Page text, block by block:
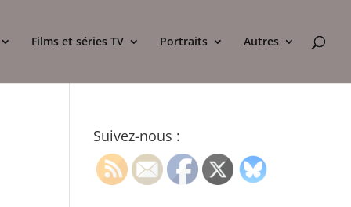
Films et séries TV Portraits Autres
Suivez-nous :